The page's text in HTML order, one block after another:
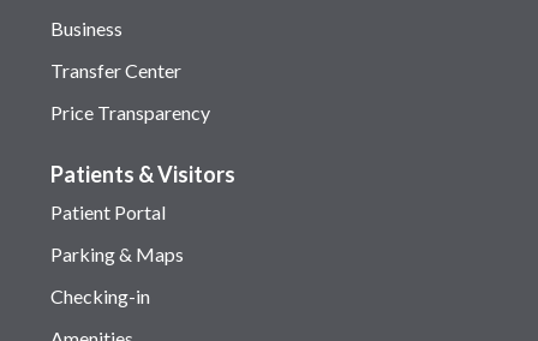
Business
Transfer Center
Price Transparency
Patients & Visitors
Patient Portal
Parking & Maps
Checking-in